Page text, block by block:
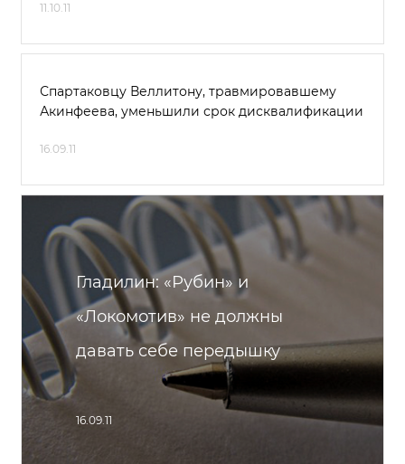
11.10.11
Спартаковцу Веллитону, травмировавшему
Акинфеева, уменьшили срок дисквалификации
16.09.11
Гладилин: «Рубин» и
«Локомотив» не должны
давать себе передышку
16.09.11